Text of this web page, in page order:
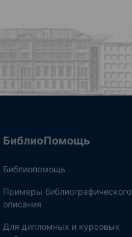
БиблиоПомощь
Библиопомощь
Примеры библиографического
описания
Для дипломных и курсовых